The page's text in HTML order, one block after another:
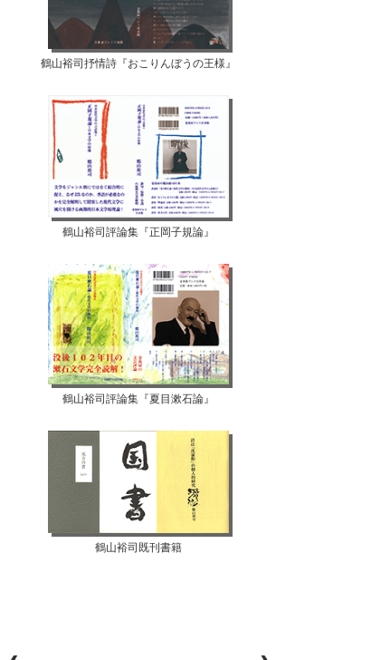
鶴山裕司抒情詩『おこりんぼうの王様』
鶴山裕司評論集『正岡子規論』
鶴山裕司評論集『夏目漱石論』
鶴山裕司既刊書籍